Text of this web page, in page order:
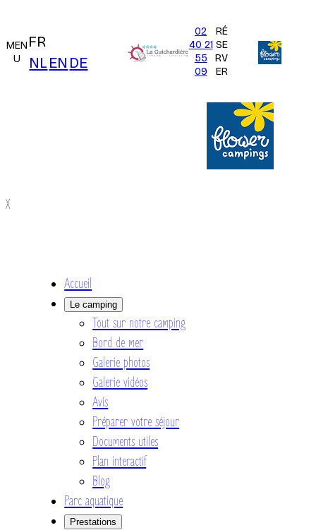
MEN
U
FR
NL EN DE
02
40 21
55
09
RÉ
SE
RV
ER
X
Accueil
Le camping
Tout sur notre camping
Bord de mer
Galerie photos
Galerie vidéos
Avis
Préparer votre séjour
Documents utiles
Plan interactif
Blog
Parc aquatique
Prestations